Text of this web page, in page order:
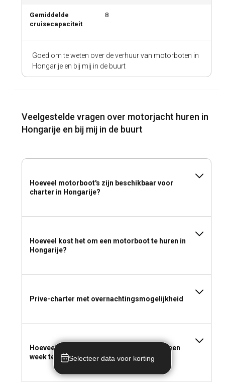
Goed om te weten over de verhuur van motorboten in
Hongarije en bij mij in de buurt
Gemiddelde
cruisecapaciteit
8
Veelgestelde vragen over motorjacht huren in
Hongarije en bij mij in de buurt
Hoeveel motorboot's zijn beschikbaar voor
charter in Hongarije?
Hoeveel kost het om een motorboot te huren in
Hongarije?
Prive-charter met overnachtingsmogelijkheid
Hoeveel kost het om een motorboot voor een
week te huren in Hongarije?
Selecteer data voor korting